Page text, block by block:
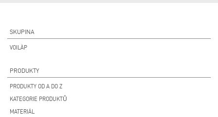
SKUPINA
VOILÀP
PRODUKTY
PRODUKTY OD A DO Z
KATEGORIE PRODUKTŮ
MATERIÁL